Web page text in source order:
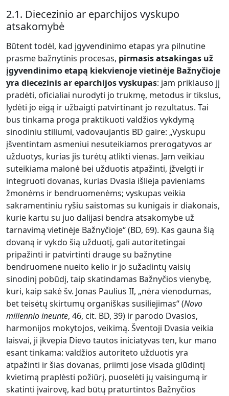
2.1. Diecezinio ar eparchijos vyskupo
atsakomybė
Būtent todėl, kad įgyvendinimo etapas yra pilnutine
prasme bažnytinis procesas, pirmasis atsakingas už
įgyvendinimo etapą kiekvienoje vietinėje Bažnyčioje
yra diecezinis ar eparchijos vyskupas: jam priklauso jį
pradėti, oficialiai nurodyti jo trukmę, metodus ir tikslus,
lydėti jo eigą ir užbaigti patvirtinant jo rezultatus. Tai
bus tinkama proga praktikuoti valdžios vykdymą
sinodiniu stiliumi, vadovaujantis BD gaire: „Vyskupu
įšventintam asmeniui nesuteikiamos prerogatyvos ar
užduotys, kurias jis turėtų atlikti vienas. Jam veikiau
suteikiama malonė bei užduotis atpažinti, įžvelgti ir
integruoti dovanas, kurias Dvasia išlieja pavieniams
žmonėms ir bendruomenėms; vyskupas veikia
sakramentiniu ryšiu saistomas su kunigais ir diakonais,
kurie kartu su juo dalijasi bendra atsakomybe už
tarnavimą vietinėje Bažnyčioje“ (BD, 69). Kas gauna šią
dovaną ir vykdo šią užduotį, gali autoritetingai
pripažinti ir patvirtinti drauge su bažnytine
bendruomene nueito kelio ir jo sužadintų vaisių
sinodinį pobūdį, taip skatindamas Bažnyčios vienybę,
kuri, kaip sakė šv. Jonas Paulius II, „nėra vienodumas,
bet teisėtų skirtumų organiškas susiliejimas“ (Novo
millennio ineunte, 46, cit. BD, 39) ir parodo Dvasios,
harmonijos mokytojos, veikimą. Šventoji Dvasia veikia
laisvai, ji įkvepia Dievo tautos iniciatyvas ten, kur mano
esant tinkama: valdžios autoriteto užduotis yra
atpažinti ir šias dovanas, priimti jose visada glūdintį
kvietimą praplėsti požiūrį, puoselėti jų vaisingumą ir
skatinti įvairovę, kad būtų praturtintos Bažnyčios